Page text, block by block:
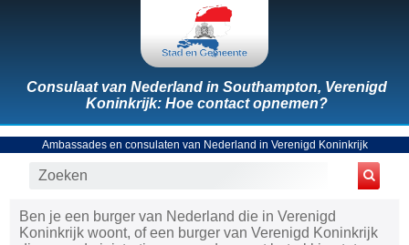
Consulaat van Nederland in Southampton, Verenigd
Koninkrijk: Hoe contact opnemen?
Ambassades en consulaten van Nederland in Verenigd Koninkrijk
Ben je een burger van Nederland die in Verenigd
Koninkrijk woont, of een burger van Verenigd Koninkrijk